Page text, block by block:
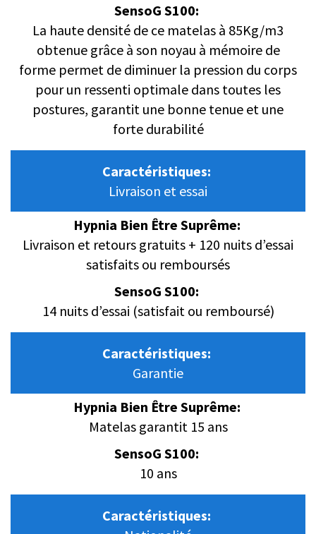
SensoG S100:
La haute densité de ce matelas à 85Kg/m3
obtenue grâce à son noyau à mémoire de
forme permet de diminuer la pression du corps
pour un ressenti optimale dans toutes les
postures, garantit une bonne tenue et une
forte durabilité
Caractéristiques:
Livraison et essai
Hypnia Bien Être Suprême:
Livraison et retours gratuits + 120 nuits d’essai
satisfaits ou remboursés
SensoG S100:
14 nuits d’essai (satisfait ou remboursé)
Caractéristiques:
Garantie
Hypnia Bien Être Suprême:
Matelas garantit 15 ans
SensoG S100:
10 ans
Caractéristiques: